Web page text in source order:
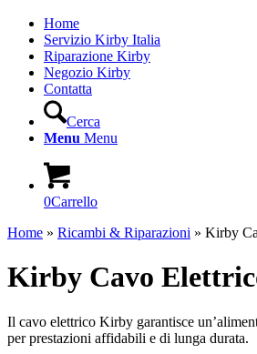
Home
Servizio Kirby Italia
Riparazione Kirby
Negozio Kirby
Contatta
Cerca
Menu Menu
0Carrello
Home » Ricambi & Riparazioni » Kirby
Kirby Cavo
Il cavo elettrico Kirby garantisce
per prestazioni affidabili e di lunga durata.